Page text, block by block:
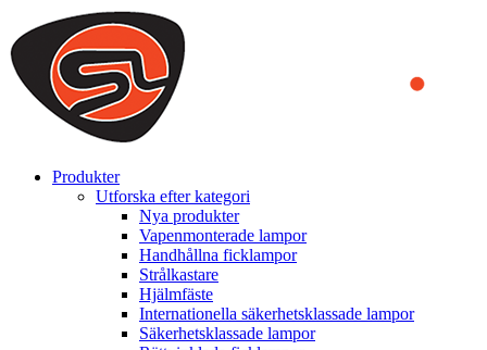
We use cookies to ensure that we provide you the best experience
on our website. By continuing to browse this website, you accept
that cookies are used to help us analyze how the website is used and
to offer you a better experience. To learn more or to find out how
you can disable cookies, you can access our
Produkter
Utforska efter kategori
Nya produkter
Vapenmonterade lampor
Handhållna ficklampor
Strålkastare
Hjälmfäste
Internationella säkerhetsklassade lampor
Säkerhetsklassade lampor